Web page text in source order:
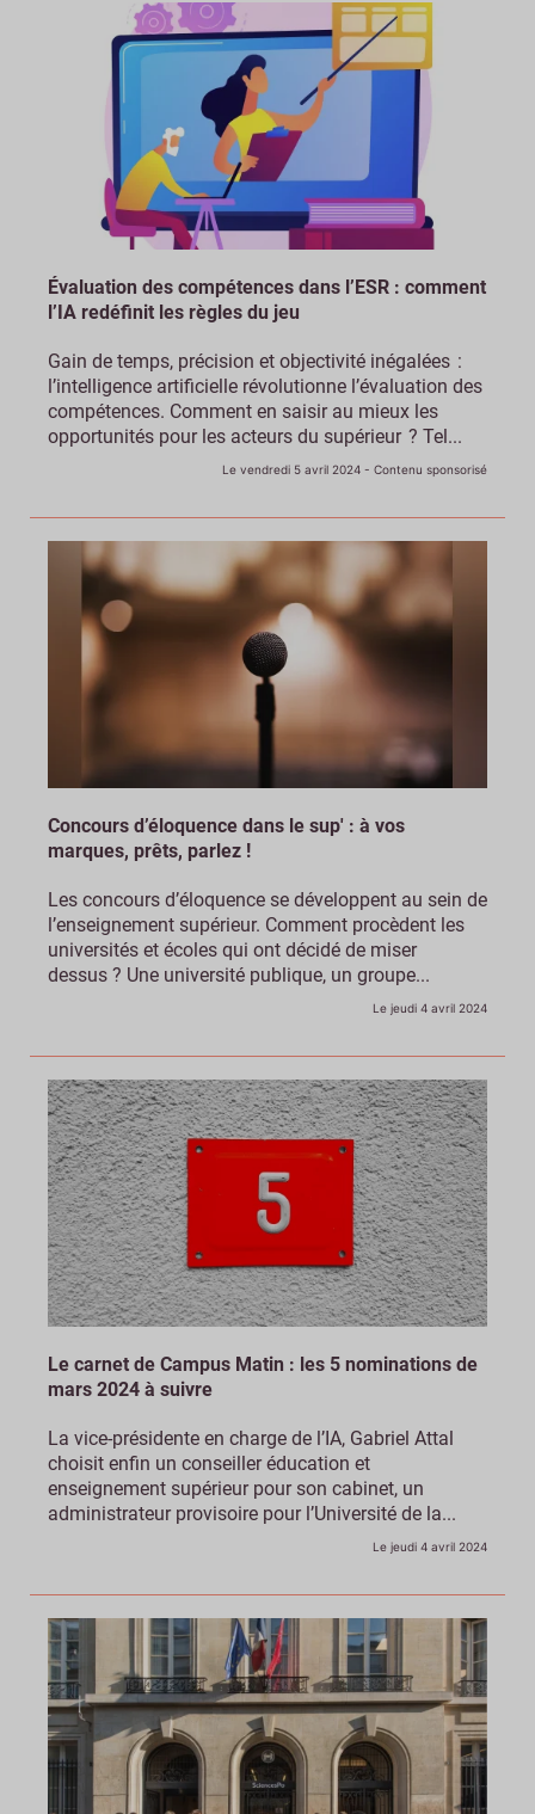
Évaluation des compétences dans l’ESR : comment
l’IA redéfinit les règles du jeu
Gain de temps, précision et objectivité inégalées :
l’intelligence artificielle révolutionne l’évaluation des
compétences. Comment en saisir au mieux les
opportunités pour les acteurs du supérieur ? Tel...
Le vendredi 5 avril 2024 - Contenu sponsorisé
Concours d’éloquence dans le sup' : à vos
marques, prêts, parlez !
Les concours d’éloquence se développent au sein de
l’enseignement supérieur. Comment procèdent les
universités et écoles qui ont décidé de miser
dessus ? Une université publique, un groupe...
Le jeudi 4 avril 2024
Le carnet de Campus Matin : les 5 nominations de
mars 2024 à suivre
La vice-présidente en charge de l’IA, Gabriel Attal
choisit enfin un conseiller éducation et
enseignement supérieur pour son cabinet, un
administrateur provisoire pour l’Université de la...
Le jeudi 4 avril 2024